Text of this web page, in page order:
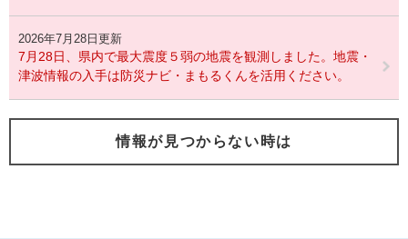
2026年7月28日更新
7月28日、県内で最大震度５弱の地震を観測しました。地震・
津波情報の入手は防災ナビ・まもるくんを活用ください。
情報が見つからない時は